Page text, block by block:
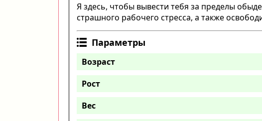
Я здесь, чтобы вывести тебя за пределы
страшного рабочего стресса, а также
Параметры
Возраст
Рост
Вес